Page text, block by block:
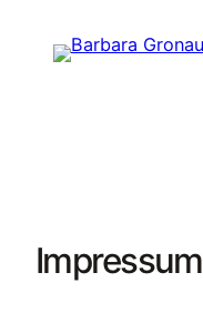
Inhalt
Impressum